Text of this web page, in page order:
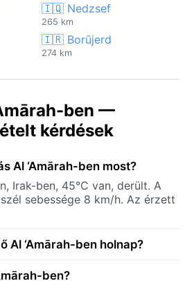
🇮🇶 Nedzsef
265 km
🇮🇷 Borūjerd
274 km
ben —
kérdések
Al ‘Amārah-ben most?
Irak-ben, 45°C van, derült. A
sebessége 8 km/h. Az érzett
Al ‘Amārah-ben holnap?
ben?